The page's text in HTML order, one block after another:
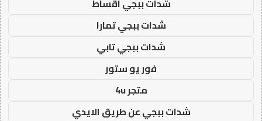
شدات ببجي تمارا
شدات ببجي تابي
فور يو ستور
متجر 4u
شدات ببجي عن طريق الايدي